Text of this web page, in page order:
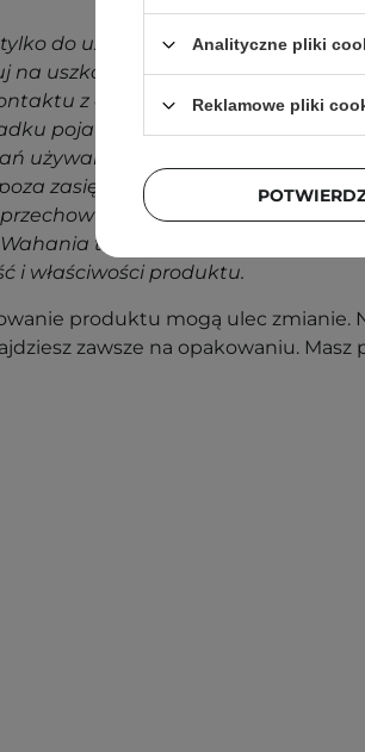
do użytku zewnętrznego.
na uszkodzoną skórę.
z oczami.
pojawienia się jakichkolwiek
używania produktu.
zasięgiem dzieci.
w temperaturze
temperatur podczas
i właściwości produktu.
produktu mogą ulec zmianie.
zawsze na opakowaniu. Masz
Analityczne pliki
Reklamowe pliki